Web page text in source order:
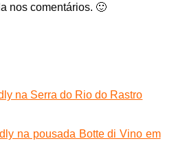
nos comentários. 🙂
na Serra do Rio do Rastro
na pousada Botte di Vino em